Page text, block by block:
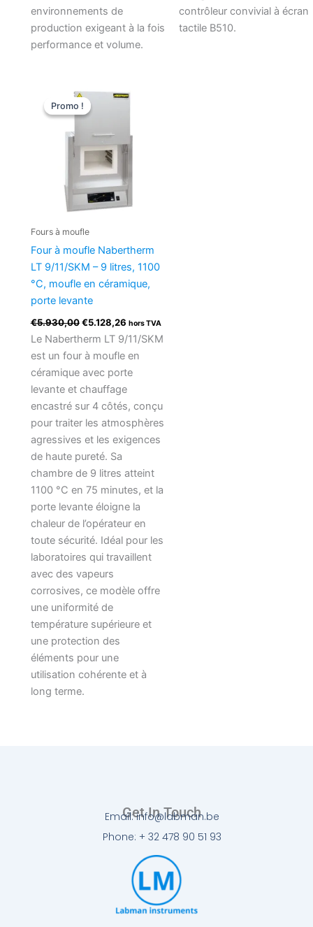
environnements de
production exigeant à la fois
performance et volume.
contrôleur convivial à écran
tactile B510.
Promo !
Promo !
Fours à moufle
Four à moufle Nabertherm
LT 9/11/SKM – 9 litres, 1100
°C, moufle en céramique,
porte levante
€5.930,00
prix
initial
€5.930,00.
€5.128,26
prix
€5.128,26.
hors TVA
Le Nabertherm LT 9/11/SKM
est un four à moufle en
céramique avec porte
levante et chauffage
encastré sur 4 côtés, conçu
pour traiter les atmosphères
agressives et les exigences
de haute pureté. Sa
chambre de 9 litres atteint
1100 °C en 75 minutes, et la
porte levante éloigne la
chaleur de l’opérateur en
toute sécurité. Idéal pour les
laboratoires qui travaillent
avec des vapeurs
corrosives, ce modèle offre
une uniformité de
température supérieure et
une protection des
éléments pour une
utilisation cohérente et à
long terme.
Get In Touch
Email: info@labman.be
Phone: + 32 478 90 51 93